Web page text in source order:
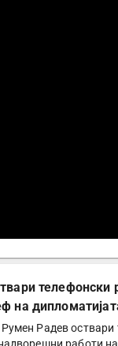
телефонски
на
Радев оствари